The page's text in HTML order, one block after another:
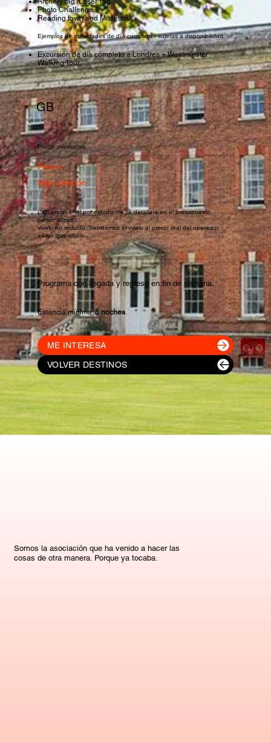
Legales
© 2026 Escuela Excelente
Photo Challenge.
Reading town and Museum.
Ejemplos de actividades de día completo - sujetas a disponibilidad.
Excursión de día completo a Londres + Westminster
Walking Tour.
GB
Precio orientativo
Precio
Bajo petición
(*)El precio final por estudiante se detallará en el presupuesto
personalizado.
Vuelo no incluido. Tramitamos el vuelo al precio real del operador
aéreo que elijáis.
Programa con llegada y regreso en fin de semana.
Estancia mínima:5 noches.
ME INTERESA
VOLVER DESTINOS
Somos la asociación que ha venido a hacer las
cosas de otra manera. Porque ya tocaba.